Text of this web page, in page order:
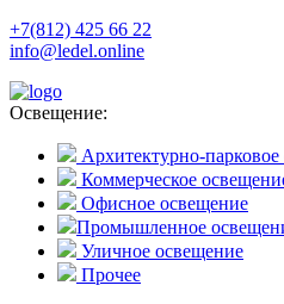
+7(812) 425 66 22
info@ledel.online
Освещение:
Архитектурно-
Коммерческое
Офисное освещение
Промышленное
Уличное освещение
Прочее